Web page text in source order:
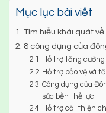
Mục lục bài viết
Tìm hiểu khái quát
8 công dụng của
Hỗ trợ tăng
Hỗ trợ bảo vệ và
Công dụng của
sức bền thể lực
Hỗ trợ cải thiện